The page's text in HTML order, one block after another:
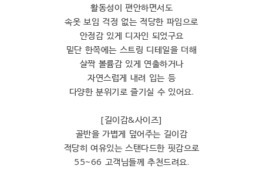
활동성이 편안하면서도
속옷 보임 걱정 없는 적당한 파임으로
안정감 있게 디자인 되었구요
밑단 한쪽에는 스트링 디테일을 더해
살짝 볼륨감 있게 연출하거나
자연스럽게 내려 입는 등
다양한 분위기로 즐기실 수 있어요.
[길이감&사이즈]
골반을 가볍게 덮어주는 길이감
적당히 여유있는 스탠다드한 핏감으로
55~66 고객님들께 추천드려요.